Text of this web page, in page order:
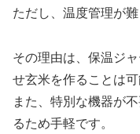
ただし、温度管理が
その理由は、保温ジ
せ玄米を作ることは可
また、特別な機器が
るため手軽です。